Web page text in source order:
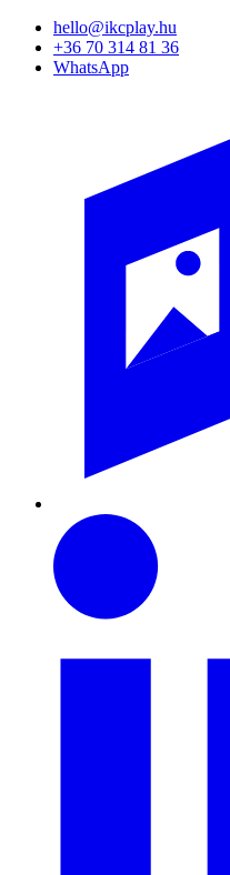
Ugrás
tartalomra
hello@ikcplay.hu
+36 70 314 81 36
WhatsApp